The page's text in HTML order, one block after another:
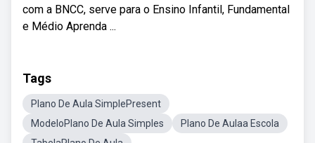
com a BNCC, serve para o Ensino Infantil, Fundamental
e Médio Aprenda ...
Tags
Plano De Aula SimplePresent
ModeloPlano De Aula Simples
Plano De Aulaa Escola